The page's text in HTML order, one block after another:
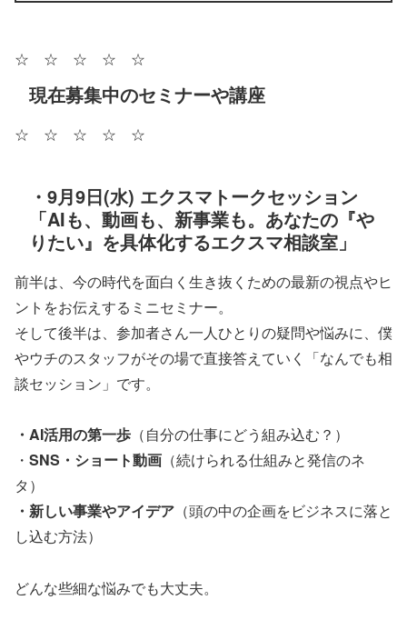
☆ ☆ ☆ ☆ ☆
現在募集中のセミナーや講座
☆ ☆ ☆ ☆ ☆
・9月9日(水) エクスマトークセッション
「AIも、動画も、新事業も。あなたの『や
りたい』を具体化するエクスマ相談室」
前半は、今の時代を面白く生き抜くための最新の視点やヒ
ントをお伝えするミニセミナー。
そして後半は、参加者さん一人ひとりの疑問や悩みに、僕
やウチのスタッフがその場で直接答えていく「なんでも相
談セッション」です。
・AI活用の第一歩 （自分の仕事にどう組み込む？）
・ SNS・ショート動画 （続けられる仕組みと発信のネ
タ）
・新しい事業やアイデア （頭の中の企画をビジネスに落と
し込む方法）
どんな些細な悩みでも大丈夫。